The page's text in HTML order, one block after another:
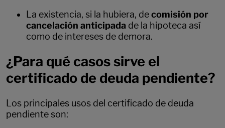
La existencia, si la hubiera, decomisión por
cancelación anticipada de la hipoteca así
como de intereses de demora.
¿Para qué casos sirve el
certificado de deuda pendiente?
Los principales usos del certificado de deuda
pendiente son: